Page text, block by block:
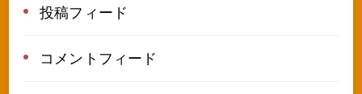
投稿フィード
コメントフィード